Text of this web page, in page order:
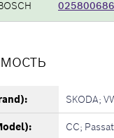
SKODA;
CC;